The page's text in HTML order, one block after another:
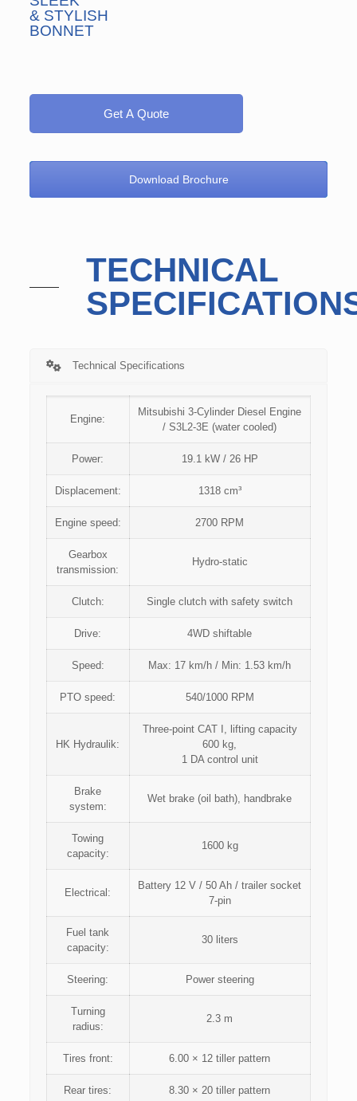
& STYLISH
BONNET
Get A Quote
Download Brochure
TECHNICAL
Technical Specifications
Engine:
Mitsubishi 3-Cylinder Diesel Engine
/ S3L2-3E (water cooled)
Power: 19.1 kW / 26 HP
Displacement: 1318 cm³
Engine speed: 2700 RPM
Gearbox
transmission:
Hydro-static
Clutch: Single clutch with safety switch
Drive: 4WD shiftable
Speed: Max: 17 km/h / Min: 1.53 km/h
PTO speed: 540/1000 RPM
HK Hydraulik:
Three-point CAT I, lifting capacity
600 kg,
1 DA control unit
Brake
system:
Wet brake (oil bath), handbrake
Towing
capacity:
1600 kg
Electrical:
Battery 12 V / 50 Ah / trailer socket
7-pin
Fuel tank
capacity:
30 liters
Steering: Power steering
Turning
radius:
2.3 m
Tires front: 6.00 × 12 tiller pattern
Rear tires: 8.30 × 20 tiller pattern